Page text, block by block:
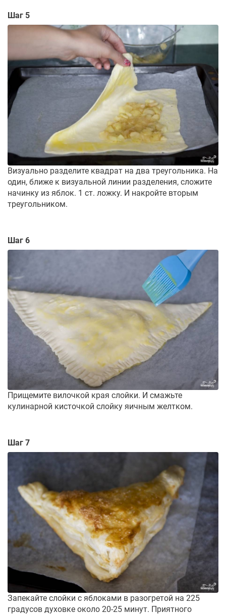
Шаг 5
Визуально разделите квадрат на два треугольника. На
один, ближе к визуальной линии разделения, сложите
начинку из яблок. 1 ст. ложку. И накройте вторым
треугольником.
Шаг 6
Прищемите вилочкой края слойки. И смажьте
кулинарной кисточкой слойку яичным желтком.
Шаг 7
Запекайте слойки с яблоками в разогретой на 225
градусов духовке около 20-25 минут. Приятного